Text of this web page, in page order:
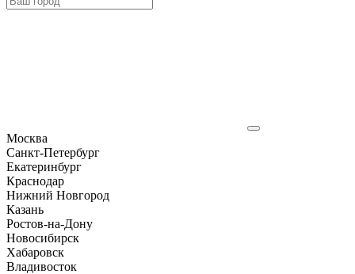
Москва
Санкт-Петербург
Екатеринбург
Краснодар
Нижний Новгород
Казань
Ростов-на-Дону
Новосибирск
Хабаровск
Владивосток